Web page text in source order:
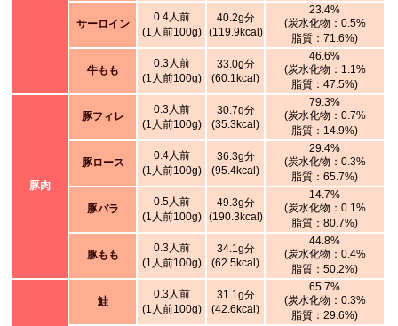
サーロイン
0.4人前
(1人前100g)
40.2g分
(119.9kcal)
23.4%
(炭水化物：0.5%
脂質：71.6%)
牛もも
0.3人前
(1人前100g)
33.0g分
(60.1kcal)
46.6%
(炭水化物：1.1%
脂質：47.5%)
豚肉
豚フィレ
0.3人前
(1人前100g)
30.7g分
(35.3kcal)
79.3%
(炭水化物：0.7%
脂質：14.9%)
豚ロース
0.4人前
(1人前100g)
36.3g分
(95.4kcal)
29.4%
(炭水化物：0.3%
脂質：65.7%)
豚バラ
0.5人前
(1人前100g)
49.3g分
(190.3kcal)
14.7%
(炭水化物：0.1%
脂質：80.7%)
豚もも
0.3人前
(1人前100g)
34.1g分
(62.5kcal)
44.8%
(炭水化物：0.4%
脂質：50.2%)
鮭
0.3人前
(1人前100g)
31.1g分
(42.6kcal)
65.7%
(炭水化物：0.3%
脂質：29.6%)